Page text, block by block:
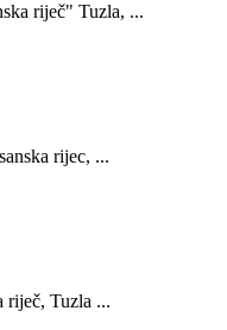
riječ" Tuzla, ...
rijec, ...
riječ, Tuzla ...